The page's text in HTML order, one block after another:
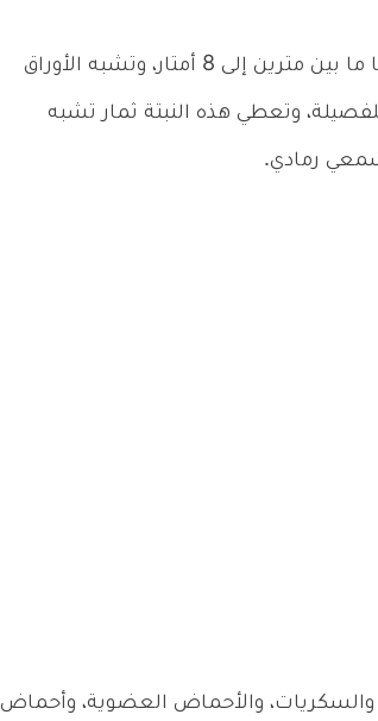
وتوضح المصادر أن شكل نبات العرعر هو شجرة يتراوح طولها ما بين مترين إلى 8 أمتار، وتشبه الأوراق
وتعطي هذه النبتة ثمار تشبه
شمعي رمادي.
والسكريات، والأحماض العضوية، وأحماض